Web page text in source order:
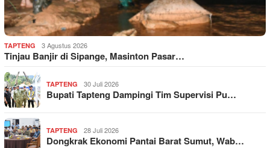
TAPTENG 3 Agustus 2026
Tinjau Banjir di Sipange, Masinton Pasar…
TAPTENG 30 Juli 2026
Bupati Tapteng Dampingi Tim Supervisi Pu…
TAPTENG 28 Juli 2026
Dongkrak Ekonomi Pantai Barat Sumut, Wab…